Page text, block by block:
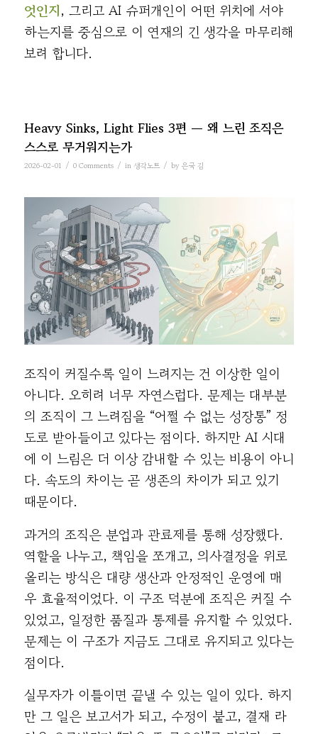
엇인지, 그리고 AI 슈퍼개인이 어떤 위치에 서야
하는지를 중심으로 이 연재의 긴 생각을 마무리해
보려 합니다.
Heavy Sinks, Light Flies 3편 — 왜 느린 조직은
스스로 무거워지는가
2026-02-01 / 0 Comments / in 생각노트 / by 은국 김
조직이 커질수록 일이 느려지는 건 이상한 일이
아니다. 오히려 너무 자연스럽다. 문제는 대부분
의 조직이 그 느려짐을 “어쩔 수 없는 성장통” 정
도로 받아들이고 있다는 점이다. 하지만 AI 시대
에 이 느림은 더 이상 감내할 수 있는 비용이 아니
다. 속도의 차이는 곧 생존의 차이가 되고 있기
때문이다.
과거의 조직은 분업과 관료제를 통해 성장했다.
역할을 나누고, 책임을 쪼개고, 의사결정을 위로
올리는 방식은 대량 생산과 안정적인 운영에 매
우 효율적이었다. 이 구조 덕분에 조직은 커질 수
있었고, 일정한 품질과 통제를 유지할 수 있었다.
문제는 이 구조가 지금도 그대로 유지되고 있다는
점이다.
실무자가 이틀이면 끝낼 수 있는 일이 있다. 하지
만 그 일은 보고서가 되고, 수정이 붙고, 결재 라